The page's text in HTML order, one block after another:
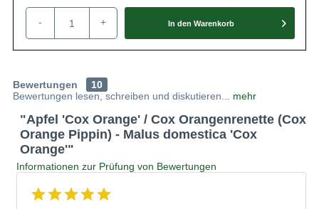
- + In den Warenkorb
Bewertungen
10
Bewertungen lesen, schreiben und diskutieren...
mehr
"Apfel 'Cox Orange' / Cox Orangenrenette (Cox
Orange Pippin) - Malus domestica 'Cox
Orange'"
Informationen zur Prüfung von Bewertungen